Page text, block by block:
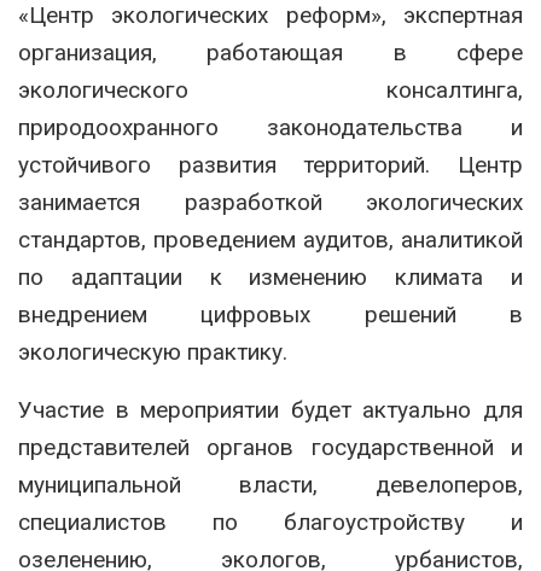
«Центр экологических реформ», экспертная
организация, работающая в сфере
экологического консалтинга,
природоохранного законодательства и
устойчивого развития территорий. Центр
занимается разработкой экологических
стандартов, проведением аудитов, аналитикой
по адаптации к изменению климата и
внедрением цифровых решений в
экологическую практику.
Участие в мероприятии будет актуально для
представителей органов государственной и
муниципальной власти, девелоперов,
специалистов по благоустройству и
озеленению, экологов, урбанистов,